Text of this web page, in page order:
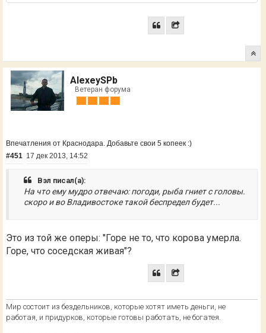
AlexeySPb
Ветеран форума
Впечатления от Краснодара. Добавьте свои 5 копеек :)
#451 17 дек 2013, 14:52
Вэл писал(а):
На что ему мудро отвечаю: погоди, рыба гниет с головы.
скоро и во Владивостоке такой беспредел будет...
Это из той же оперы: "Горе не то, что корова умерла.
Горе, что соседская живая"?
Мир состоит из бездельников, которые хотят иметь деньги, не
работая, и придурков, которые готовы работать, не богатея.